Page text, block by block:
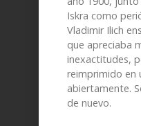
Iskra como
Vladimir Ilich
que apreciaba
inexactitudes,
reimprimido en
abiertamente.
de nuevo.